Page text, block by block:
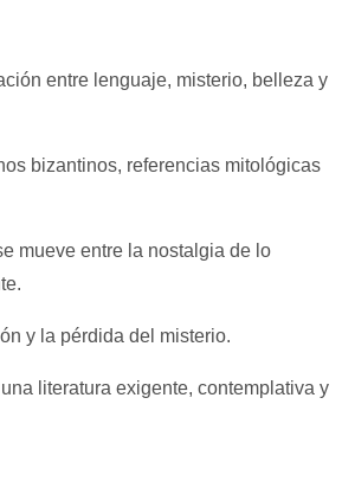
entre lenguaje, misterio, belleza y
bizantinos, referencias mitológicas
mueve entre la nostalgia de lo
y la pérdida del misterio.
literatura exigente, contemplativa y